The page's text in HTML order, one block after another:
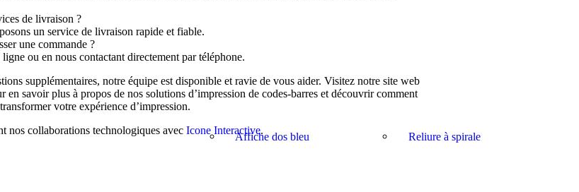
Affiche dos bleu Reliure à spirale
de livraison ?
un service de livraison rapide et fiable.
une commande ?
ou en nous contactant directement par téléphone.
supplémentaires, notre équipe est disponible et ravie de vous aider. Visitez notre site web
en savoir plus à propos de nos solutions d’impression de codes-barres et découvrir comment
votre expérience d’impression.
nos collaborations technologiques avec Icone Interactive.